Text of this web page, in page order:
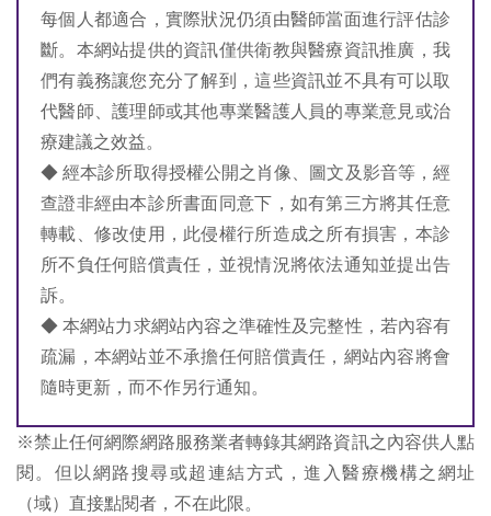
每個人都適合，實際狀況仍須由醫師當面進行評估診
斷。本網站提供的資訊僅供衛教與醫療資訊推廣，我
們有義務讓您充分了解到，這些資訊並不具有可以取
代醫師、護理師或其他專業醫護人員的專業意見或治
療建議之效益。
◆ 經本診所取得授權公開之肖像、圖文及影音等，經
查證非經由本診所書面同意下，如有第三方將其任意
轉載、修改使用，此侵權行所造成之所有損害，本診
所不負任何賠償責任，並視情況將依法通知並提出告
訴。
◆ 本網站力求網站內容之準確性及完整性，若內容有
疏漏，本網站並不承擔任何賠償責任，網站內容將會
隨時更新，而不作另行通知。
※禁止任何網際網路服務業者轉錄其網路資訊之內容供人點
閱。但以網路搜尋或超連結方式，進入醫療機構之網址
（域）直接點閱者，不在此限。